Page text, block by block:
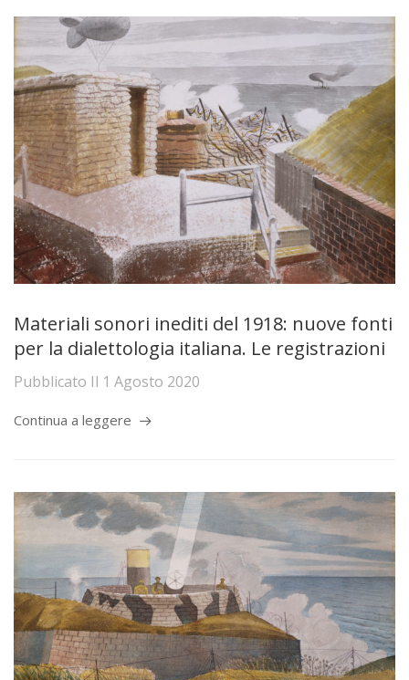
Materiali sonori inediti del 1918: nuove fonti
per la dialettologia italiana. Le registrazioni
Pubblicato Il 1 Agosto 2020
Continua a leggere